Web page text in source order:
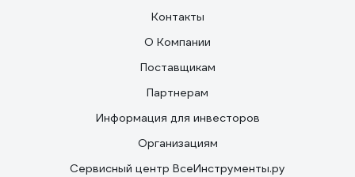
Контакты
О Компании
Поставщикам
Партнерам
Информация для инвесторов
Организациям
Сервисный центр ВсеИнструменты.ру